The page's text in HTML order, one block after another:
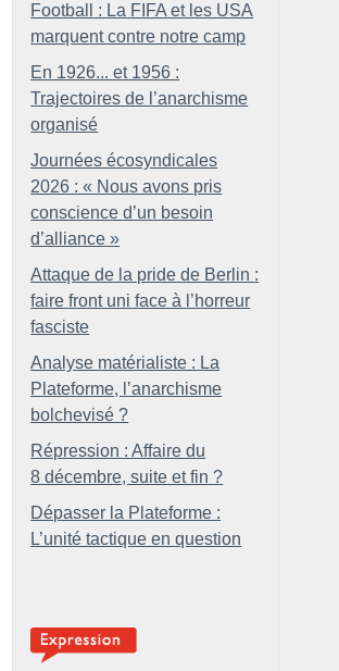
Football : La FIFA et les USA
marquent contre notre camp
En 1926... et 1956 :
Trajectoires de l’anarchisme
organisé
Journées écosyndicales
2026 : « Nous avons pris
conscience d’un besoin
d’alliance »
Attaque de la pride de Berlin :
faire front uni face à l’horreur
fasciste
Analyse matérialiste : La
Plateforme, l’anarchisme
bolchevisé ?
Répression : Affaire du
8 décembre, suite et fin ?
Dépasser la Plateforme :
L’unité tactique en question